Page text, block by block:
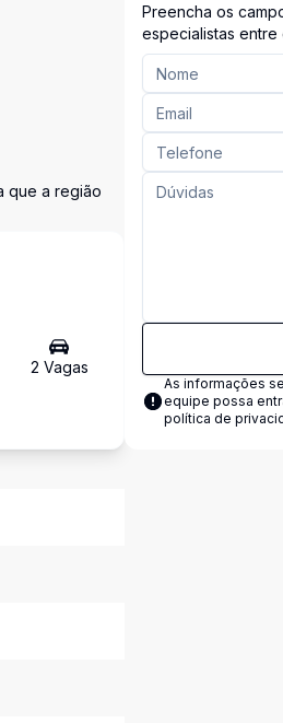
que a região
2 Vagas
Preencha os
especialistas entre
As informações
equipe possa
política de